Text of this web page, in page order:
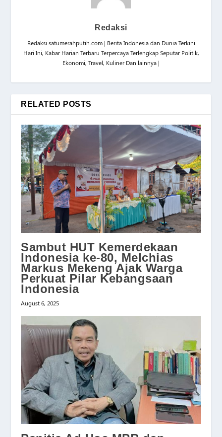
Redaksi
Redaksi satumerahputih.com | Berita Indonesia dan Dunia Terkini
Hari Ini, Kabar Harian Terbaru Terpercaya Terlengkap Seputar Politik,
Ekonomi, Travel, Kuliner Dan lainnya |
RELATED POSTS
Sambut HUT Kemerdekaan
Indonesia ke-80, Melchias
Markus Mekeng Ajak Warga
Perkuat Pilar Kebangsaan
Indonesia
August 6, 2025